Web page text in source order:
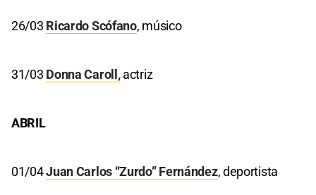
26/03 Ricardo Scófano, músico
31/03 Donna Caroll,actriz
ABRIL
01/04Juan Carlos “Zurdo” Fernández, deportista